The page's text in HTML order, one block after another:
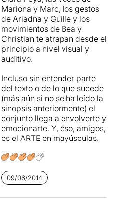
Mariona y Marc, los gestos
de Ariadna y Guille y los
movimientos de Bea y
Christian te atrapan desde el
principio a nivel visual y
auditivo.
Incluso sin entender parte
del texto o de lo que sucede
(más aún si no se ha leído la
sinopsis anteriormente) el
conjunto llega a envolverte y
emocionarte. Y, éso, amigos,
es el ARTE en mayúsculas.
09/06/2014